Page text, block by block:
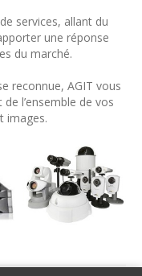
services, allant du
une réponse
du marché.
reconnue, AGIT vous
l’ensemble de vos
images.